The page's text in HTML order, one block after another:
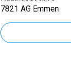
7821 AG Emmen